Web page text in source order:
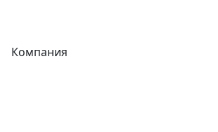
Компания